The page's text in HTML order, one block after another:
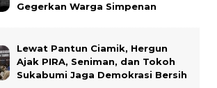
Gegerkan Warga Simpenan
Lewat Pantun Ciamik, Hergun
Ajak PIRA, Seniman, dan Tokoh
Sukabumi Jaga Demokrasi Bersih